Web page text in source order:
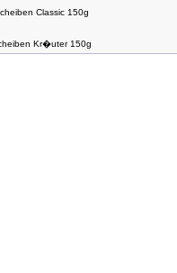
Classic 150g
Kr�uter 150g